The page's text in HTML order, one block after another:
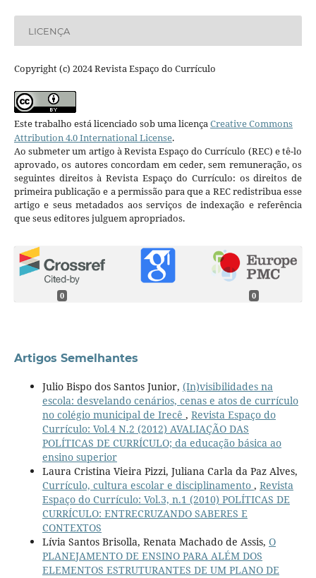
LICENÇA
Copyright (c) 2024 Revista Espaço do Currículo
Este trabalho está licenciado sob uma licençaCreative Commons
Attribution 4.0 International License.
Ao submeter um artigo à Revista Espaço do Currículo (REC) e tê-lo
aprovado, os autores concordam em ceder, sem remuneração, os
seguintes direitos à Revista Espaço do Currículo: os direitos de
primeira publicação e a permissão para que a REC redistribua esse
artigo e seus metadados aos serviços de indexação e referência
que seus editores julguem apropriados.
0 0
Artigos Semelhantes
Julio Bispo dos Santos Junior, (In)visibilidades na
escola: desvelando cenários, cenas e atos de currículo
no colégio municipal de Irecê , Revista Espaço do
Currículo: Vol.4 N.2 (2012) AVALIAÇÃO DAS
POLÍTICAS DE CURRÍCULO; da educação básica ao
ensino superior
Laura Cristina Vieira Pizzi, Juliana Carla da Paz Alves,
Currículo, cultura escolar e disciplinamento , Revista
Espaço do Currículo: Vol.3, n.1 (2010) POLÍTICAS DE
CURRÍCULO: ENTRECRUZANDO SABERES E
CONTEXTOS
Lívia Santos Brisolla, Renata Machado de Assis, O
PLANEJAMENTO DE ENSINO PARA ALÉM DOS
ELEMENTOS ESTRUTURANTES DE UM PLANO DE